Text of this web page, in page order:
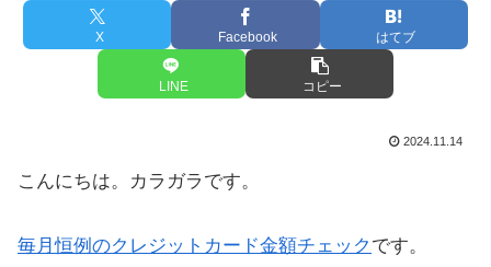
X Facebook はてブ
LINE コピー
2024.11.14
こんにちは。カラガラです。
毎月恒例のクレジットカード金額チェック です。